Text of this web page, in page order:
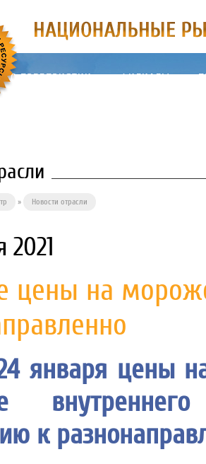
О ПРЕДПРИЯТИИ ФИЛИАЛЫ
» Новости отрасли
2021
цены на
января цены
к